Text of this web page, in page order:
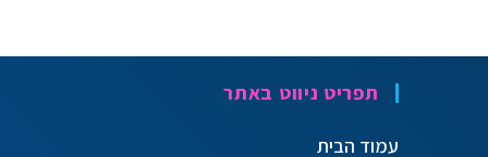
תפריט ניווט באתר
עמוד הבית